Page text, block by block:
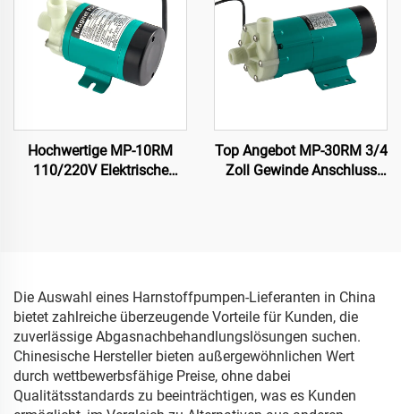
Hochwertige MP-10RM
110/220V Elektrische
Top Angebot MP-30RM 3/4
Zoll Gewinde Anschluss
Die Auswahl eines Harnstoffpumpen-Lieferanten in China
bietet zahlreiche überzeugende Vorteile für Kunden, die
zuverlässige Abgasnachbehandlungslösungen suchen.
Chinesische Hersteller bieten außergewöhnlichen Wert
durch wettbewerbsfähige Preise, ohne dabei
Qualitätsstandards zu beeinträchtigen, was es Kunden